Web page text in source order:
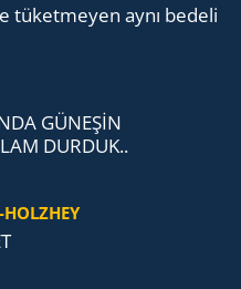
tü­ket­me­yen aynı be­de­li
GÜNEŞİN
DURDUK..